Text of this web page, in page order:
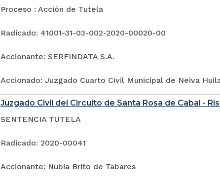
Proceso : Acción de Tutela
Radicado: 41001-31-03-002-2020-00020-00
Accionante: SERFINDATA S.A.
Accionado: Juzgado Cuarto Civil Municipal de Neiva
Juzgado Civil del Circuito de Santa Rosa de Cabal -
SENTENCIA TUTELA
Radicado: 2020-00041
Accionante: Nubia Brito de Tabares